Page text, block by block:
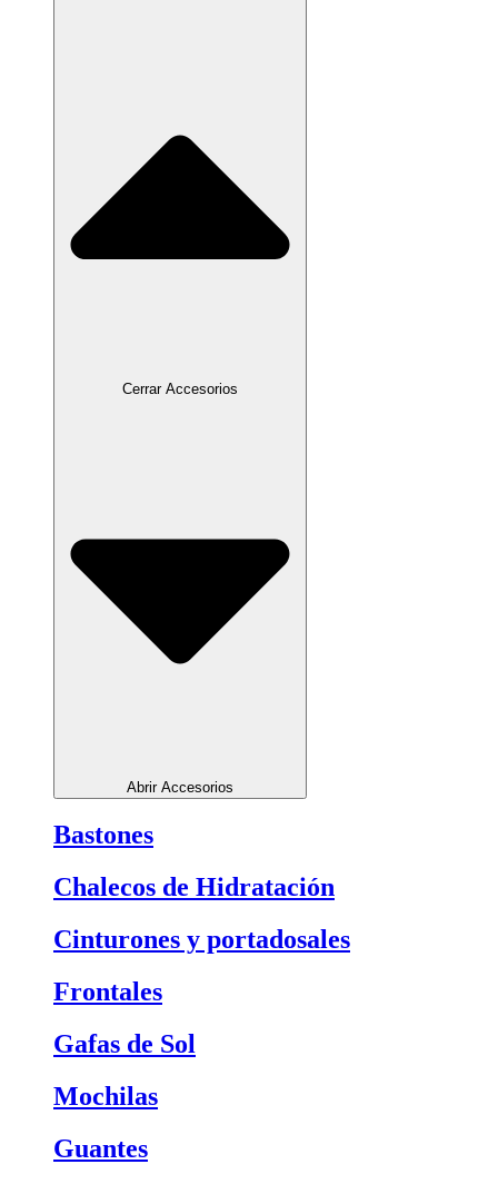
Cerrar Accesorios
Abrir Accesorios
Bastones
Chalecos de Hidratación
Cinturones y portadosales
Frontales
Gafas de Sol
Mochilas
Guantes